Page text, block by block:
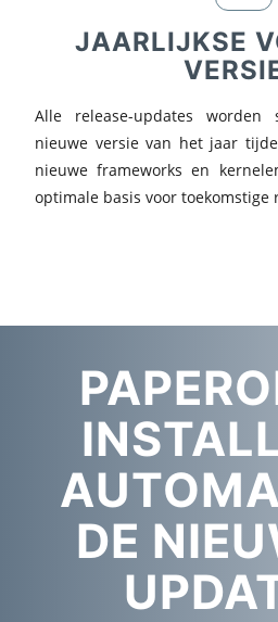
JAARLIJKSE
Alle release-updates worden
nieuwe versie van het jaar
nieuwe frameworks en
optimale basis voor toekomstige
DE